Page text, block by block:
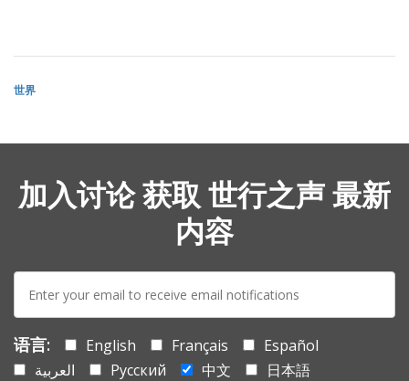
世界
加入讨论 获取 世行之声 最新
内容
mail:
语言: English Français
Español
العربية
Русский 中文
日本語